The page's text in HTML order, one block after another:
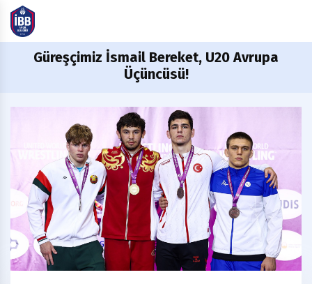
Güreşçimiz İsmail Bereket, U20 Avrupa
Üçüncüsü!